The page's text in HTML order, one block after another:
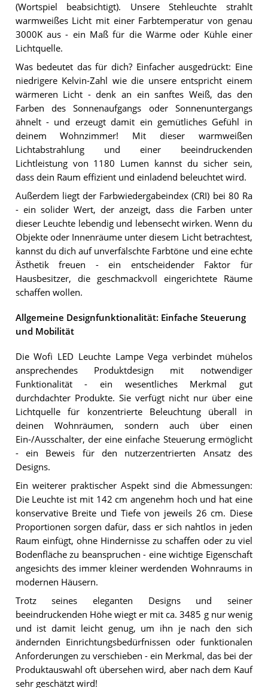
(Wortspiel beabsichtigt). Unsere Stehleuchte strahlt
warmweißes Licht mit einer Farbtemperatur von genau
3000K aus - ein Maß für die Wärme oder Kühle einer
Lichtquelle.
Was bedeutet das für dich? Einfacher ausgedrückt: Eine
niedrigere Kelvin-Zahl wie die unsere entspricht einem
wärmeren Licht - denk an ein sanftes Weiß, das den
Farben des Sonnenaufgangs oder Sonnenuntergangs
ähnelt - und erzeugt damit ein gemütliches Gefühl in
deinem Wohnzimmer! Mit dieser warmweißen
Lichtabstrahlung und einer beeindruckenden
Lichtleistung von 1180 Lumen kannst du sicher sein,
dass dein Raum effizient und einladend beleuchtet wird.
Außerdem liegt der Farbwiedergabeindex (CRI) bei 80 Ra
- ein solider Wert, der anzeigt, dass die Farben unter
dieser Leuchte lebendig und lebensecht wirken. Wenn du
Objekte oder Innenräume unter diesem Licht betrachtest,
kannst du dich auf unverfälschte Farbtöne und eine echte
Ästhetik freuen - ein entscheidender Faktor für
Hausbesitzer, die geschmackvoll eingerichtete Räume
schaffen wollen.
Allgemeine Designfunktionalität: Einfache Steuerung
und Mobilität
Die Wofi LED Leuchte Lampe Vega verbindet mühelos
ansprechendes Produktdesign mit notwendiger
Funktionalität - ein wesentliches Merkmal gut
durchdachter Produkte. Sie verfügt nicht nur über eine
Lichtquelle für konzentrierte Beleuchtung überall in
deinen Wohnräumen, sondern auch über einen
Ein-/Ausschalter, der eine einfache Steuerung ermöglicht
- ein Beweis für den nutzerzentrierten Ansatz des
Designs.
Ein weiterer praktischer Aspekt sind die Abmessungen:
Die Leuchte ist mit 142 cm angenehm hoch und hat eine
konservative Breite und Tiefe von jeweils 26 cm. Diese
Proportionen sorgen dafür, dass er sich nahtlos in jeden
Raum einfügt, ohne Hindernisse zu schaffen oder zu viel
Bodenfläche zu beanspruchen - eine wichtige Eigenschaft
angesichts des immer kleiner werdenden Wohnraums in
modernen Häusern.
Trotz seines eleganten Designs und seiner
beeindruckenden Höhe wiegt er mit ca. 3485 g nur wenig
und ist damit leicht genug, um ihn je nach den sich
ändernden Einrichtungsbedürfnissen oder funktionalen
Anforderungen zu verschieben - ein Merkmal, das bei der
Produktauswahl oft übersehen wird, aber nach dem Kauf
sehr geschätzt wird!